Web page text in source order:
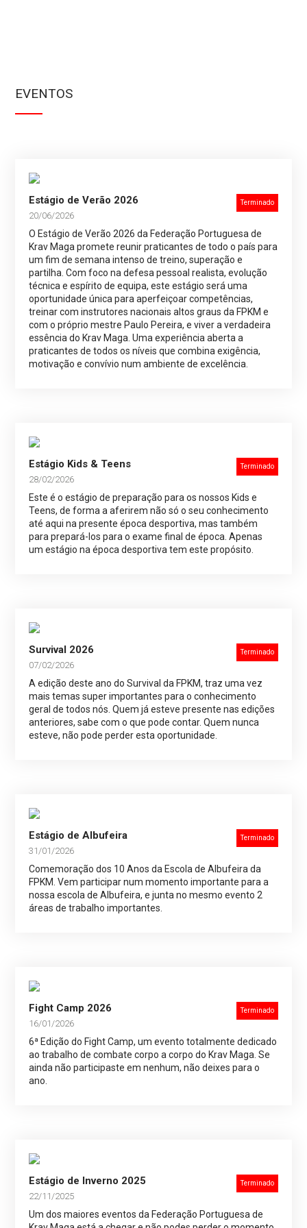
EVENTOS
Terminado
Estágio de Verão 2026
20/06/2026
O Estágio de Verão 2026 da Federação Portuguesa de
Krav Maga promete reunir praticantes de todo o país para
um fim de semana intenso de treino, superação e
partilha. Com foco na defesa pessoal realista, evolução
técnica e espírito de equipa, este estágio será uma
oportunidade única para aperfeiçoar competências,
treinar com instrutores nacionais altos graus da FPKM e
com o próprio mestre Paulo Pereira, e viver a verdadeira
essência do Krav Maga. Uma experiência aberta a
praticantes de todos os níveis que combina exigência,
motivação e convívio num ambiente de excelência.
Terminado
Estágio Kids & Teens
28/02/2026
Este é o estágio de preparação para os nossos Kids e
Teens, de forma a aferirem não só o seu conhecimento
até aqui na presente época desportiva, mas também
para prepará-los para o exame final de época. Apenas
um estágio na época desportiva tem este propósito.
Terminado
Survival 2026
07/02/2026
A edição deste ano do Survival da FPKM, traz uma vez
mais temas super importantes para o conhecimento
geral de todos nós. Quem já esteve presente nas edições
anteriores, sabe com o que pode contar. Quem nunca
esteve, não pode perder esta oportunidade.
Terminado
Estágio de Albufeira
31/01/2026
Comemoração dos 10 Anos da Escola de Albufeira da
FPKM. Vem participar num momento importante para a
nossa escola de Albufeira, e junta no mesmo evento 2
áreas de trabalho importantes.
Terminado
Fight Camp 2026
16/01/2026
6ª Edição do Fight Camp, um evento totalmente dedicado
ao trabalho de combate corpo a corpo do Krav Maga. Se
ainda não participaste em nenhum, não deixes para o
ano.
Terminado
Estágio de Inverno 2025
22/11/2025
Um dos maiores eventos da Federação Portuguesa de